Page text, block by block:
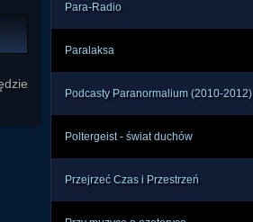
i
Para-Radio
Paralaksa
Podcasty Paranormalium (2010-2012)
Poltergeist - świat duchów
Przejrzeć Czas i Przestrzeń